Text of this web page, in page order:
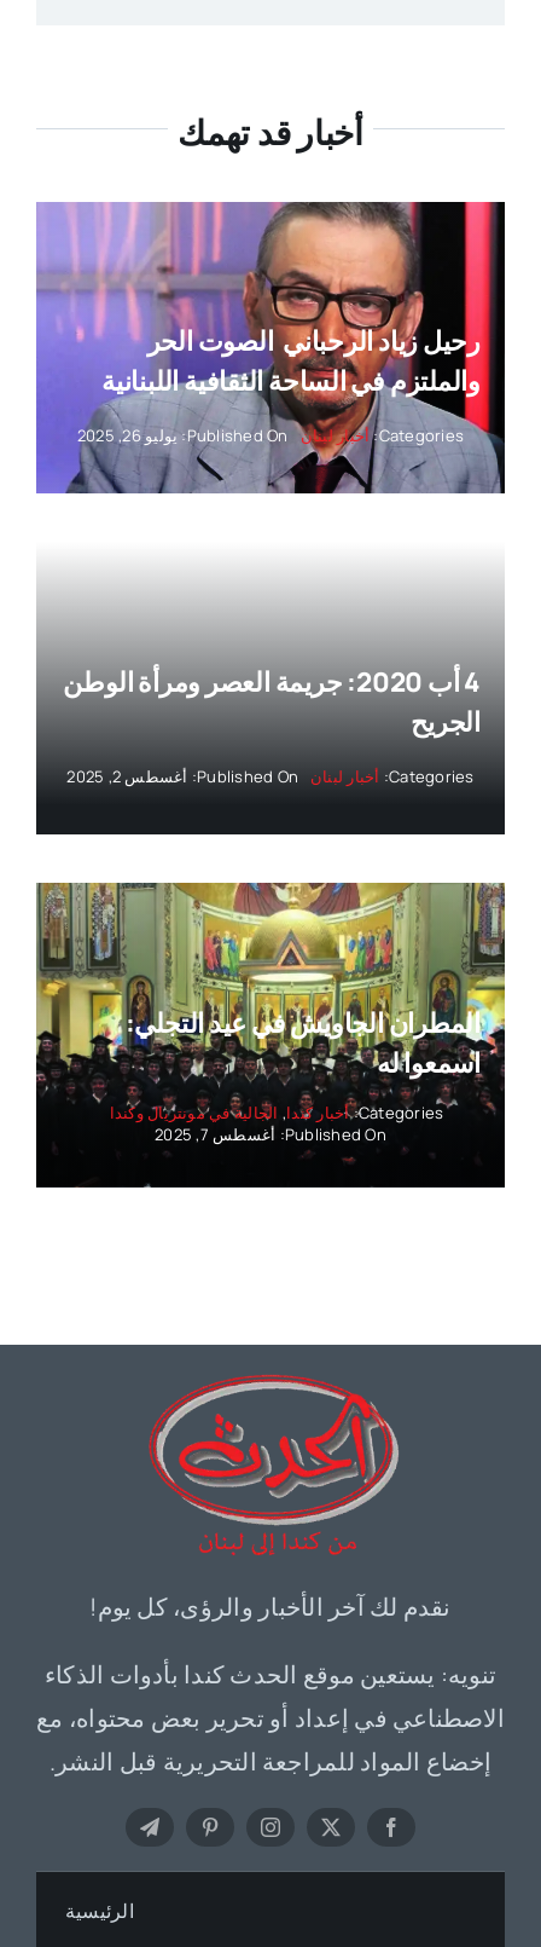
أخبار قد تهمك
رحيل زياد الرحباني ‏ الصوت الحر
والملتزم في الساحة الثقافية اللبنانية
Categories: أخبار لبنان Published On: يوليو 26, 2025
4 أب 2020: جريمة العصر ومرأة الوطن
الجريح
Categories: أخبار لبنان Published On: أغسطس 2, 2025
المطران الجاويش في عيد التجلي:
اسمعوا له
Categories: أخبار كندا, الجالية في مونتريال وكندا
Published On: أغسطس 7, 2025
نقدم لك آخر الأخبار والرؤى، كل يوم!
تنويه: يستعين موقع الحدث كندا بأدوات الذكاء
الاصطناعي في إعداد أو تحرير بعض محتواه، مع
إخضاع المواد للمراجعة التحريرية قبل النشر.
الرئيسية